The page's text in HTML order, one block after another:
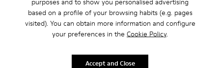
based on a profile of your browsing habits (e.g. pages
visited). You can obtain more information and configure
your preferences in the Cookie Policy.
Accept and Close